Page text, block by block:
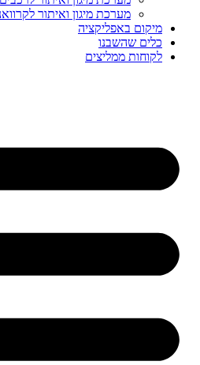
מערכת מיגון ואיתור
מיקום באפליקציה
כלים שהשבנו
לקוחות ממליצים